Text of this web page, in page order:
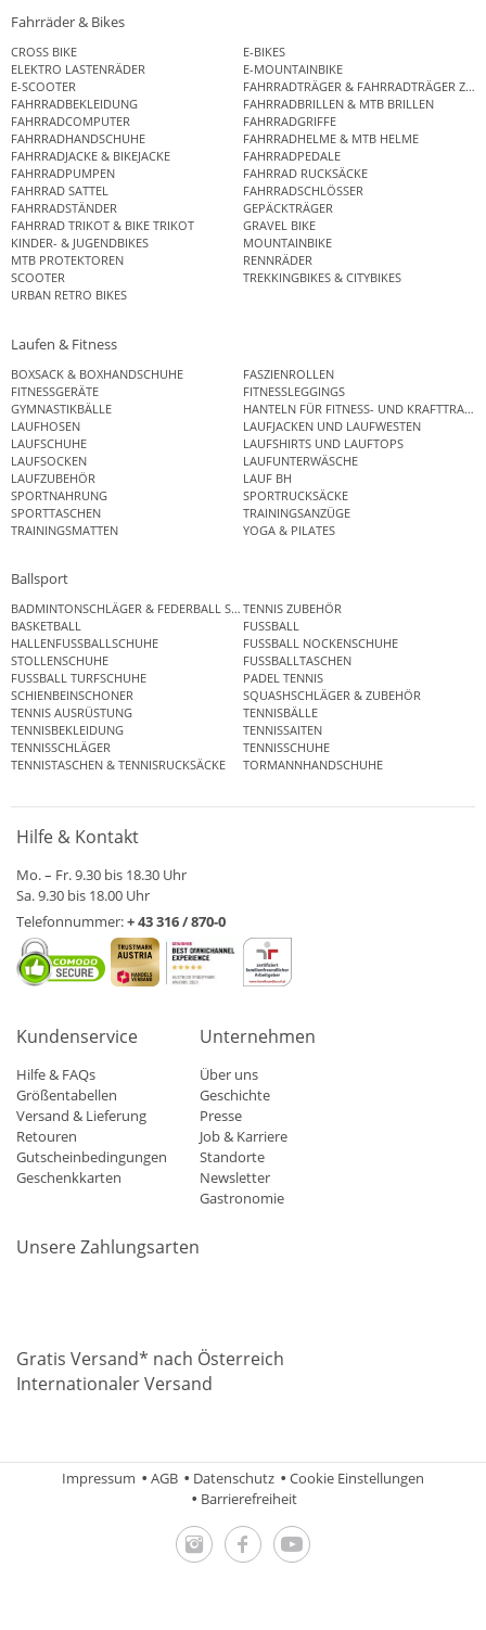
Fahrräder & Bikes
CROSS BIKE
E-BIKES
ELEKTRO LASTENRÄDER
E-MOUNTAINBIKE
E-SCOOTER
FAHRRADTRÄGER & FAHRRADTRÄGER
FAHRRADBEKLEIDUNG
FAHRRADBRILLEN & MTB BRILLEN
FAHRRADCOMPUTER
FAHRRADGRIFFE
FAHRRADHANDSCHUHE
FAHRRADHELME & MTB HELME
FAHRRADJACKE & BIKEJACKE
FAHRRADPEDALE
FAHRRADPUMPEN
FAHRRAD RUCKSÄCKE
FAHRRAD SATTEL
FAHRRADSCHLÖSSER
FAHRRADSTÄNDER
GEPÄCKTRÄGER
FAHRRAD TRIKOT & BIKE TRIKOT
GRAVEL BIKE
KINDER- & JUGENDBIKES
MOUNTAINBIKE
MTB PROTEKTOREN
RENNRÄDER
SCOOTER
TREKKINGBIKES & CITYBIKES
URBAN RETRO BIKES
Laufen & Fitness
BOXSACK & BOXHANDSCHUHE
FASZIENROLLEN
FITNESSGERÄTE
FITNESSLEGGINGS
GYMNASTIKBÄLLE
HANTELN FÜR FITNESS- UND
LAUFHOSEN
LAUFJACKEN UND LAUFWESTEN
LAUFSCHUHE
LAUFSHIRTS UND LAUFTOPS
LAUFSOCKEN
LAUFUNTERWÄSCHE
LAUFZUBEHÖR
LAUF BH
SPORTNAHRUNG
SPORTRUCKSÄCKE
SPORTTASCHEN
TRAININGSANZÜGE
TRAININGSMATTEN
YOGA & PILATES
Ballsport
BADMINTONSCHLÄGER & FEDERBALL SETSTENNIS ZUBEHÖR
BASKETBALL
FUSSBALL
HALLENFUSSBALLSCHUHE
FUSSBALL NOCKENSCHUHE
STOLLENSCHUHE
FUSSBALLTASCHEN
FUSSBALL TURFSCHUHE
PADEL TENNIS
SCHIENBEINSCHONER
SQUASHSCHLÄGER & ZUBEHÖR
TENNIS AUSRÜSTUNG
TENNISBÄLLE
TENNISBEKLEIDUNG
TENNISSAITEN
TENNISSCHLÄGER
TENNISSCHUHE
TENNISTASCHEN & TENNISRUCKSÄCKE
TORMANNHANDSCHUHE
Hilfe & Kontakt
Mo. – Fr. 9.30 bis 18.30 Uhr
Sa. 9.30 bis 18.00 Uhr
Telefonnummer:+ 43 316 / 870-0
Kundenservice
Hilfe & FAQs
Größentabellen
Versand & Lieferung
Retouren
Gutscheinbedingungen
Geschenkkarten
Unternehmen
Über uns
Geschichte
Presse
Job & Karriere
Standorte
Newsletter
Gastronomie
Unsere Zahlungsarten
Gratis Versand* nach Österreich
Internationaler Versand
Impressum AGB Datenschutz
Cookie Einstellungen
Barrierefreiheit